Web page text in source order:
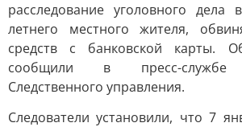
расследование уголовного
летнего местного жителя,
средств с банковской карты.
сообщили в пресс-службе
Следственного управления.
Следователи установили, что 7